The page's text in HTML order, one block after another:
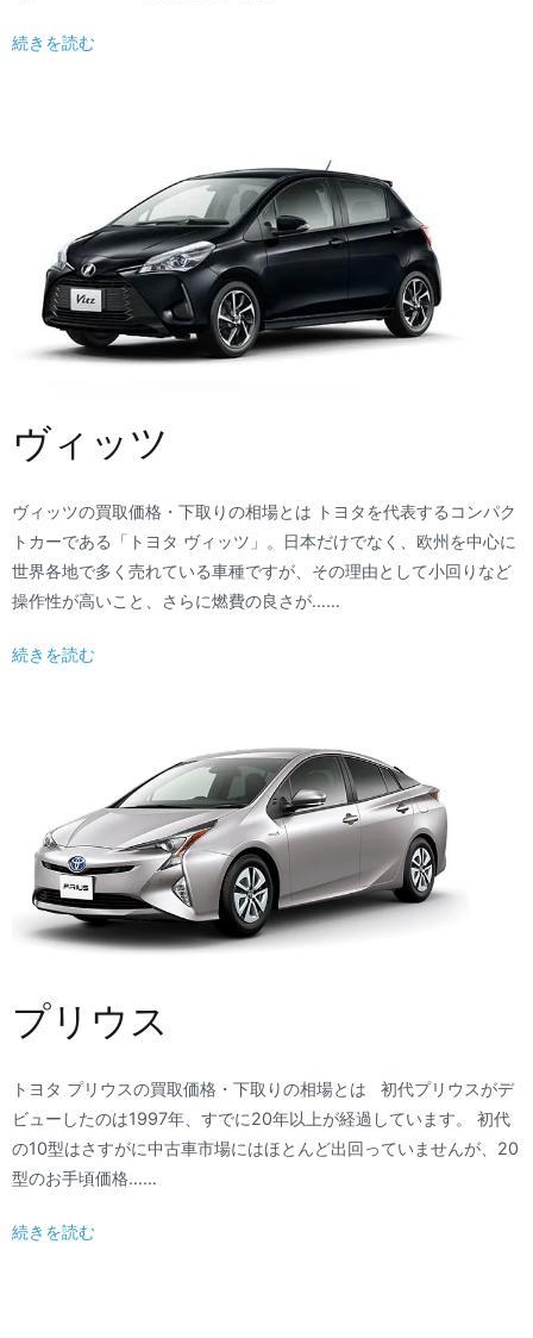
続きを読む
ヴィッツ
ヴィッツの買取価格・下取りの相場とは トヨタを代表するコンパク
トカーである「トヨタ ヴィッツ」。日本だけでなく、欧州を中心に
世界各地で多く売れている車種ですが、その理由として小回りなど
操作性が高いこと、さらに燃費の良さが……
続きを読む
プリウス
トヨタ プリウスの買取価格・下取りの相場とは 初代プリウスがデ
ビューしたのは1997年、すでに20年以上が経過しています。 初代
の10型はさすがに中古車市場にはほとんど出回っていませんが、20
型のお手頃価格……
続きを読む